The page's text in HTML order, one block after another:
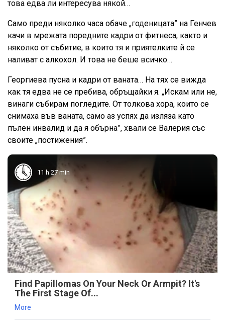
това едва ли интересува някой…
Само преди няколко часа обаче „годеницата” на Генчев
качи в мрежата поредните кадри от фитнеса, както и
няколко от събитие, в които тя и приятелките й се
наливат с алкохол. И това не беше всичко…
Георгиева пусна и кадри от ваната… На тях се вижда
как тя едва не се пребива, обръщайки я. „Искам или не,
винаги събирам погледите. От толкова хора, които се
снимаха във ваната, само аз успях да изляза като
пълен инвалид и да я обърна”, хвали се Валерия със
своите „постижения”.
11 h 27 min
Find Papillomas On Your Neck Or Armpit? It's
The First Stage Of...
More